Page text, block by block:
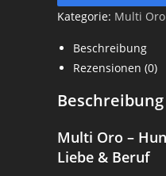
Kategorie: Multi
Beschreibung
Rezensionen (0)
Beschreibung
Multi Oro –
Liebe & Beruf